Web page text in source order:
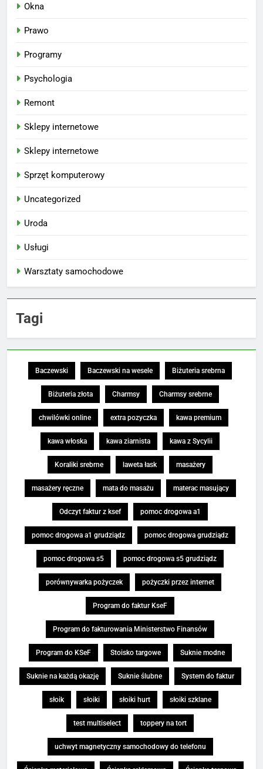
Okna
Prawo
Programy
Psychologia
Remont
Sklepy internetowe
Sklepy internetowe
Sprzęt komputerowy
Uncategorized
Uroda
Usługi
Warsztaty samochodowe
Tagi
Baczewski Baczewski na wesele Biżuteria srebrna
Biżuteria złota Charmsy Charmsy srebrne
chwilówki online extra pozyczka kawa premium
kawa włoska kawa ziarnista kawa z Sycylii
Koraliki srebrne laweta łask masażery
masażery ręczne mata do masażu materac masujący
Odczyt faktur z ksef pomoc drogowa a1
pomoc drogowa a1 grudziądz pomoc drogowa grudziądz
pomoc drogowa s5 pomoc drogowa s5 grudziądz
porównywarka pożyczek pożyczki przez internet
Program do faktur KseF
Program do fakturowania Ministerstwo Finansów
Program do KSeF Stoisko targowe Suknie modne
Suknie na każdą okazję Suknie ślubne System do faktur
słoik słoiki słoiki hurt słoiki szklane
test multiselect toppery na tort
uchwyt magnetyczny samochodowy do telefonu